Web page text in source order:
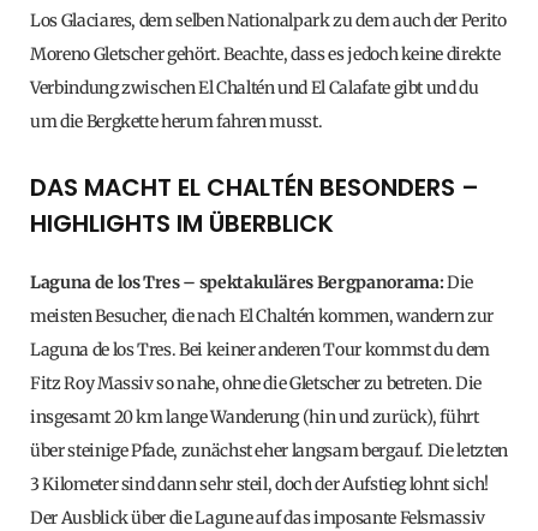
Los Glaciares, dem selben Nationalpark zu dem auch der Perito
Moreno Gletscher gehört. Beachte, dass es jedoch keine direkte
Verbindung zwischen El Chaltén und El Calafate gibt und du
um die Bergkette herum fahren musst.
DAS MACHT EL CHALTÉN BESONDERS –
HIGHLIGHTS IM ÜBERBLICK
Laguna de los Tres – spektakuläres Bergpanorama:Die
meisten Besucher, die nach El Chaltén kommen, wandern zur
Laguna de los Tres. Bei keiner anderen Tour kommst du dem
Fitz Roy Massiv so nahe, ohne die Gletscher zu betreten. Die
insgesamt 20 km lange Wanderung (hin und zurück), führt
über steinige Pfade, zunächst eher langsam bergauf. Die letzten
3 Kilometer sind dann sehr steil, doch der Aufstieg lohnt sich!
Der Ausblick über die Lagune auf das imposante Felsmassiv